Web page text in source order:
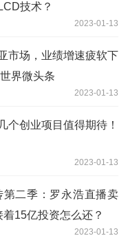
技术？
2023-01-13
市场，业绩增速疲软下
界微头条
2023-01-13
个创业项目值得期待！
2023-01-13
二季：罗永浩直播卖
15亿投资怎么还？
2023-01-13